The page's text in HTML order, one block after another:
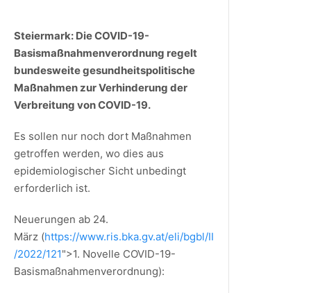
Steiermark: Die COVID-19-
Basismaßnahmenverordnung regelt
bundesweite gesundheitspolitische
Maßnahmen zur Verhinderung der
Verbreitung von COVID-19.
Es sollen nur noch dort Maßnahmen
getroffen werden, wo dies aus
epidemiologischer Sicht unbedingt
erforderlich ist.
Neuerungen ab 24.
März (https://www.ris.bka.gv.at/eli/bgbl/II
/2022/121">1. Novelle COVID-19-
Basismaßnahmenverordnung):